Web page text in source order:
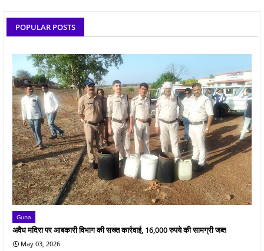
POPULAR POSTS
Guna
अवैध मदिरा पर आबकारी विभाग की सख्त कार्रवाई, 16,000 रुपये की सामग्री जब्त
May 03, 2026